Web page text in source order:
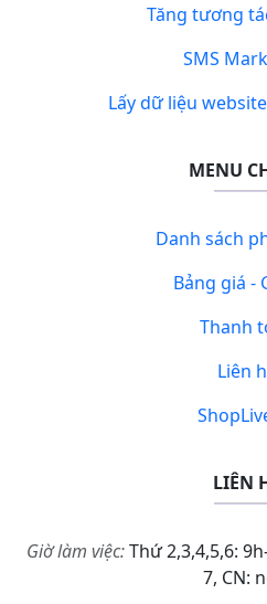
Tăng tương
SMS
Lấy dữ liệu
MENU
Danh sách
Bảng giá -
Thanh
Liên
LIÊN
Giờ làm việc:Thứ 2,3,4,5,6:
7, CN: